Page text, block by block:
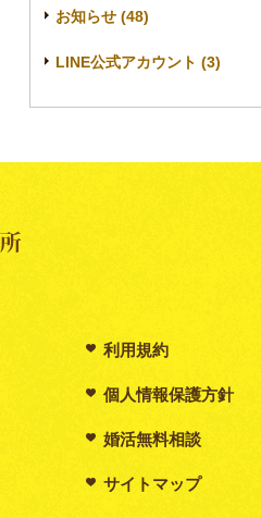
お知らせ (48)
LINE公式アカウント (3)
利用規約
個人情報保護方針
婚活無料相談
サイトマップ